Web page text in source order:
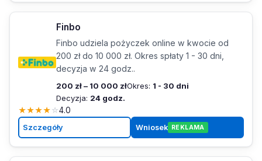
Finbo
Finbo udziela pożyczek online w kwocie od
200 zł do 10 000 zł. Okres spłaty 1 - 30 dni,
decyzja w 24 godz..
200 zł – 10 000 złOkres: 1 - 30 dni
Decyzja: 24 godz.
★★★★☆4.0
Szczegóły Wniosek REKLAMA